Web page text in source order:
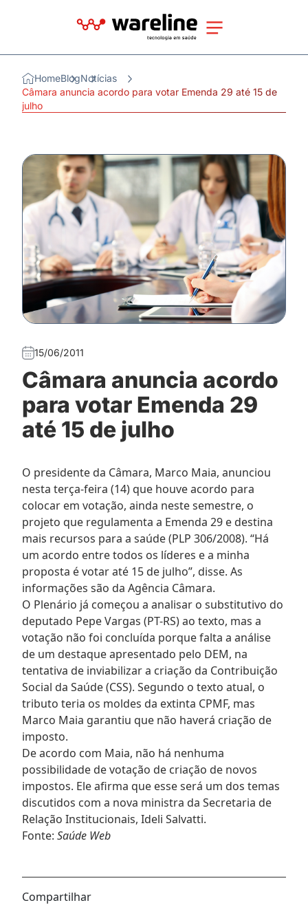
HomeBlogNotícias
Câmara anuncia acordo para votar Emenda 29 até 15 de
julho
15/06/2011
Câmara anuncia acordo
para votar Emenda 29
até 15 de julho
O presidente da Câmara, Marco Maia, anunciou
nesta terça-feira (14) que houve acordo para
colocar em votação, ainda neste semestre, o
projeto que regulamenta a Emenda 29 e destina
mais recursos para a saúde (PLP 306/2008). “Há
um acordo entre todos os líderes e a minha
proposta é votar até 15 de julho”, disse. As
informações são da Agência Câmara.
O Plenário já começou a analisar o substitutivo do
deputado Pepe Vargas (PT-RS) ao texto, mas a
votação não foi concluída porque falta a análise
de um destaque apresentado pelo DEM, na
tentativa de inviabilizar a criação da Contribuição
Social da Saúde (CSS). Segundo o texto atual, o
tributo teria os moldes da extinta CPMF, mas
Marco Maia garantiu que não haverá criação de
imposto.
De acordo com Maia, não há nenhuma
possibilidade de votação de criação de novos
impostos. Ele afirma que esse será um dos temas
discutidos com a nova ministra da Secretaria de
Relação Institucionais, Ideli Salvatti.
Fonte: Saúde Web
Compartilhar